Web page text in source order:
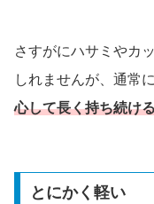
さすがにハサミやカ
しれませんが、通常
心して長く持ち続け
とにかく軽い